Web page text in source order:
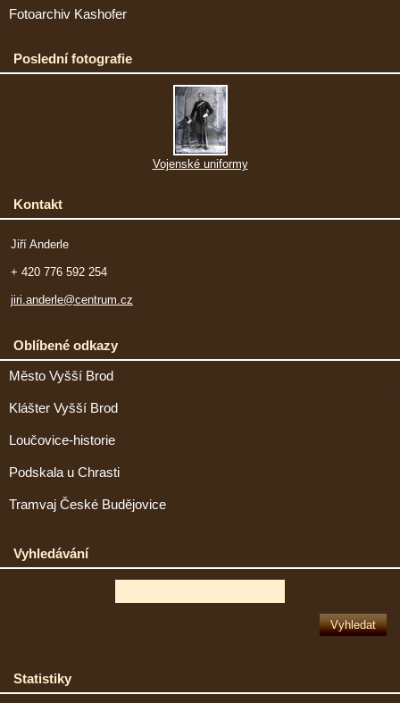
Fotoarchiv Kashofer
Poslední fotografie
Vojenské uniformy
Kontakt
Jiří Anderle
+ 420 776 592 254
jiri.anderle@centrum.cz
Oblíbené odkazy
Město Vyšší Brod
Klášter Vyšší Brod
Loučovice-historie
Podskala u Chrasti
Tramvaj České Budějovice
Vyhledávání
Statistiky